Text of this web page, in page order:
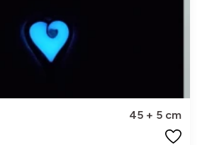
45 + 5 cm